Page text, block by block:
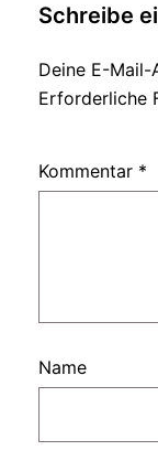
Schreibe
Deine E-
Erforderliche
Kommentar *
Name